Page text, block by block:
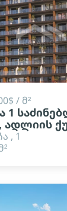
/ მ²
1
, 1